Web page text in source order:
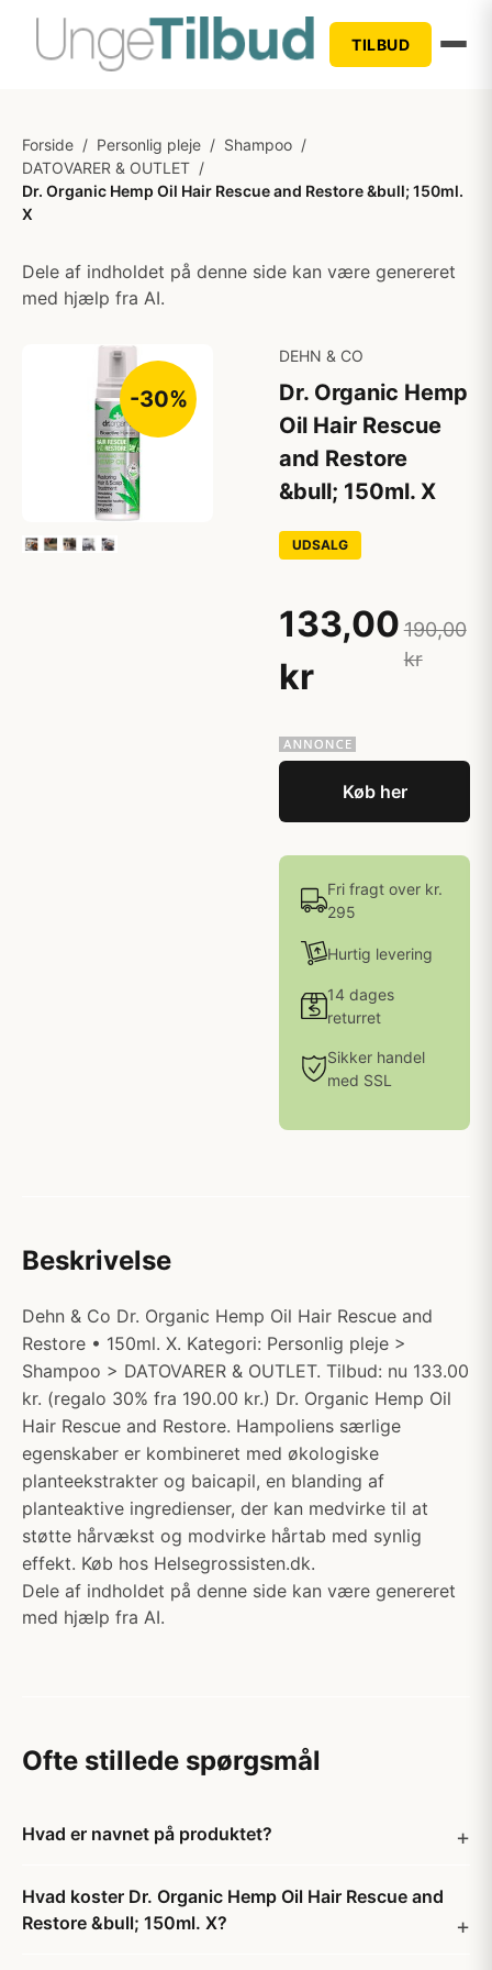
TILBUD
Forside / Personlig pleje / Shampoo /
DATOVARER & OUTLET /
Dr. Organic Hemp Oil Hair Rescue and Restore &bull; 150ml.
X
Dele af indholdet på denne side kan være genereret
med hjælp fra AI.
-30%
DEHN & CO
Dr. Organic Hemp
Oil Hair Rescue
and Restore
&bull; 150ml. X
UDSALG
133,00
kr
190,00
kr
Køb her
Fri fragt over kr.
295
Hurtig levering
14 dages
returret
Sikker handel
med SSL
Beskrivelse
Dehn & Co Dr. Organic Hemp Oil Hair Rescue and
Restore • 150ml. X. Kategori: Personlig pleje >
Shampoo > DATOVARER & OUTLET. Tilbud: nu 133.00
kr. (regalo 30% fra 190.00 kr.) Dr. Organic Hemp Oil
Hair Rescue and Restore. Hampoliens særlige
egenskaber er kombineret med økologiske
planteekstrakter og baicapil, en blanding af
planteaktive ingredienser, der kan medvirke til at
støtte hårvækst og modvirke hårtab med synlig
effekt. Køb hos Helsegrossisten.dk.
Dele af indholdet på denne side kan være genereret
med hjælp fra AI.
Ofte stillede spørgsmål
Hvad er navnet på produktet?
Hvad koster Dr. Organic Hemp Oil Hair Rescue and
Restore &bull; 150ml. X?